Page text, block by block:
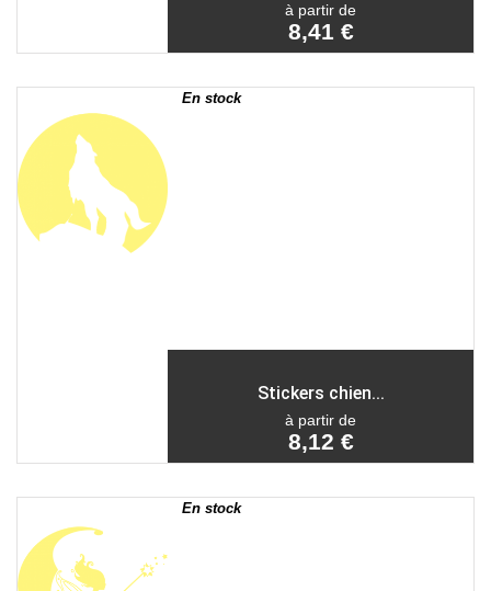
à partir de
8,41 €
En stock
Stickers chien...
à partir de
8,12 €
En stock